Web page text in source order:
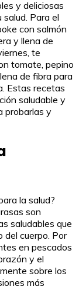
y deliciosas
Para el
con salmón
y llena de
te
tomate, pepino
de fibra para
Estas recetas
saludable y
probarlas y
la salud?
son
saludables que
del cuerpo. Por
en pescados
y el
sobre los
más